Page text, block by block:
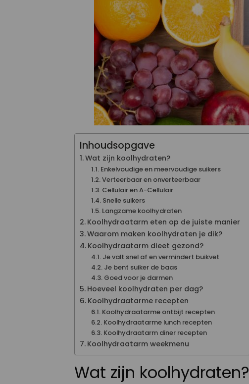
Inhoudsopgave
Wat zijn koolhydraten?
Enkelvoudige en meervoudige suikers
Verteerbaar en onverteerbaar
Cellulair en A-Cellulair
Snelle suikers
Langzame koolhydraten
Koolhydraatarm eten op de juiste manier
Waarom maken koolhydraten je dik?
Koolhydraatarm dieet gezond?
Je valt snel af en vermindert buikvet
Je bent suiker de baas
Goed voor je darmen
Hoeveel koolhydraten per dag?
Koolhydraatarme recepten
Koolhydraatarme ontbijt recepten
Koolhydraatarme lunch recepten
Koolhydraatarm diner recepten
Koolhydraatarm weekmenu
Wat zijn koolhydraten?